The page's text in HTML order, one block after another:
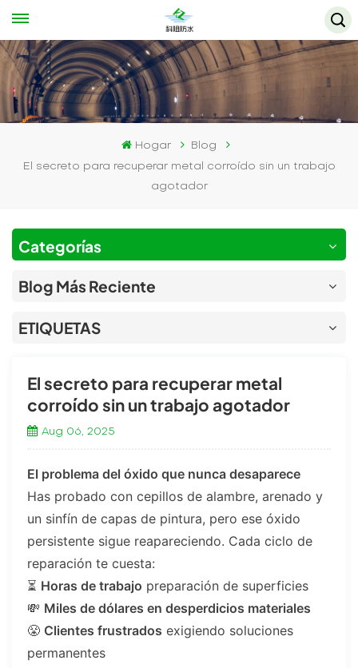
Hogar
Blog
El secreto para recuperar metal corroído sin un trabajo
agotador
Categorías
Blog Más Reciente
ETIQUETAS
El secreto para recuperar metal
corroído sin un trabajo agotador
Aug 06, 2025
El problema del óxido que nunca desaparece
Has probado con cepillos de alambre, arenado y
un sinfín de capas de pintura, pero ese óxido
persistente sigue reapareciendo. Cada ciclo de
reparación te cuesta:
⏳ Horas de trabajo preparación de superficies
💸 Miles de dólares en desperdicios materiales
😤 Clientes frustrados exigiendo soluciones
permanentes